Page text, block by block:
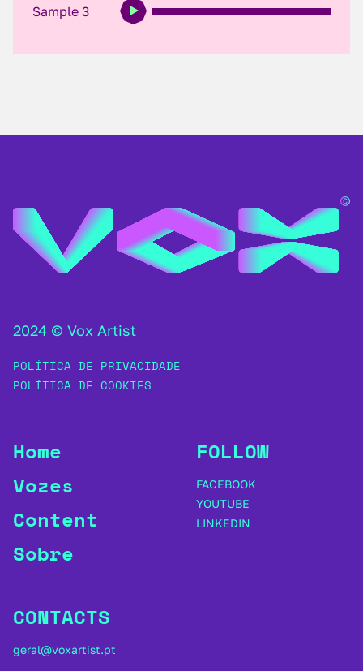
Sample 3
2024 © Vox Artist
POLÍTICA DE PRIVACIDADE
POLÍTICA DE COOKIES
Home
Vozes
Content
Sobre
FOLLOW
FACEBOOK
YOUTUBE
LINKEDIN
CONTACTS
geral@voxartist.pt